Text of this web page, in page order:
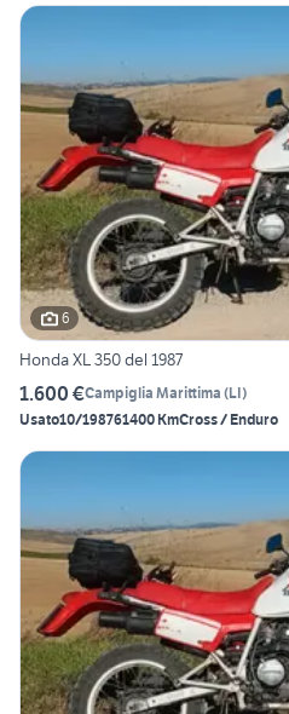
6
Honda XL 350 del 1987
1.600 €Campiglia Marittima (LI)
Usato10/198761400 KmCross / Enduro